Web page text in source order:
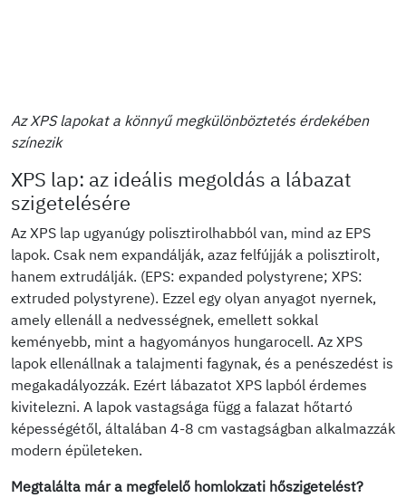
Az XPS lapokat a könnyű megkülönböztetés érdekében
színezik
XPS lap: az ideális megoldás a lábazat
szigetelésére
Az XPS lap ugyanúgy polisztirolhabból van, mind az EPS
lapok. Csak nem expandálják, azaz felfújják a polisztirolt,
hanem extrudálják. (EPS: expanded polystyrene; XPS:
extruded polystyrene). Ezzel egy olyan anyagot nyernek,
amely ellenáll a nedvességnek, emellett sokkal
keményebb, mint a hagyományos hungarocell. Az XPS
lapok ellenállnak a talajmenti fagynak, és a penészedést is
megakadályozzák. Ezért lábazatot XPS lapból érdemes
kivitelezni. A lapok vastagsága függ a falazat hőtartó
képességétől, általában 4-8 cm vastagságban alkalmazzák
modern épületeken.
Megtalálta már a megfelelő homlokzati hőszigetelést?